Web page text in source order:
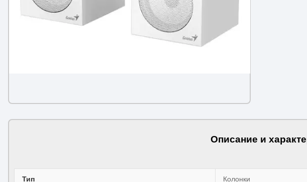
Описание и
Тип Колонки